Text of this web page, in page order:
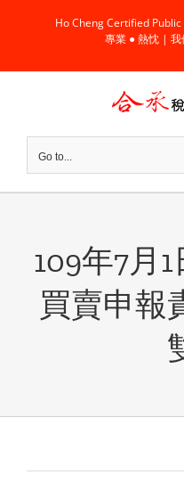
content
Ho Cheng Certified
專業 ● 熱忱 |
Go to...
109年7月
買賣申報